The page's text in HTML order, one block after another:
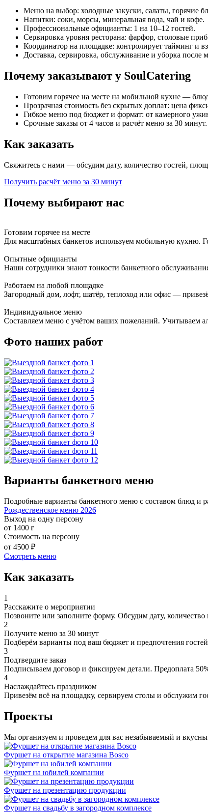
Меню на выбор: холодные закуски, салаты, горячие
Напитки: соки, морсы, минеральная вода, чай и кофе.
Профессиональные официанты: 1 на 10–12 гостей.
Сервировка уровня ресторана: фарфор, столовые
Координатор на площадке: контролирует тайминг и
Доставка, сервировка, обслуживание и уборка после
Почему заказывают у SoulCatering
Готовим горячее на месте на мобильной кухне —
Прозрачная стоимость без скрытых доплат: цена
Гибкое меню под бюджет и формат: от камерного
Срочные заказы от 4 часов и расчёт меню за 30 минут.
Как заказать
Свяжитесь с нами — обсудим дату, количество гостей,
Получить расчёт меню за 30 минут
Почему выбирают нас
Готовим горячее на месте
Для масштабных банкетов используем мобильную кухню.
Опытные официанты
Наши сотрудники знают тонкости банкетного
Работаем на любой площадке
Загородный дом, лофт, шатёр, теплоход или офис —
Индивидуальное меню
Составляем меню с учётом ваших пожеланий. Учитываем
Фото наших работ
Варианты банкетного меню
Подробные варианты банкетного меню с составом блюд и
Рождественское меню 2026
Выход на одну персону
от 1400 г
Стоимость на персону
от 4500 ₽
Смотреть меню
Как заказать
1
Расскажите о мероприятии
Позвоните или заполните форму. Обсудим дату, количество
2
Получите меню за 30 минут
Подберём варианты под ваш бюджет и предпочтения
3
Подтвердите заказ
Подписываем договор и фиксируем детали. Предоплата
4
Наслаждайтесь праздником
Привезём всё на площадку, сервируем столы и обслужим
Проекты
Мы организуем и проведем для вас незабываемый и
Фуршет на открытие магазина Bosco
Фуршет на юбилей компании
Фуршет на презентацию продукции
Фуршет на свадьбу в загородном комплексе